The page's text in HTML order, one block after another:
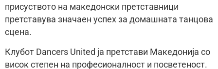
присуството на македонски претставници
претставува значаен успех за домашната танцова
сцена.
Клубот Dancers United ја претстави Македонија со
висок степен на професионалност и посветеност.